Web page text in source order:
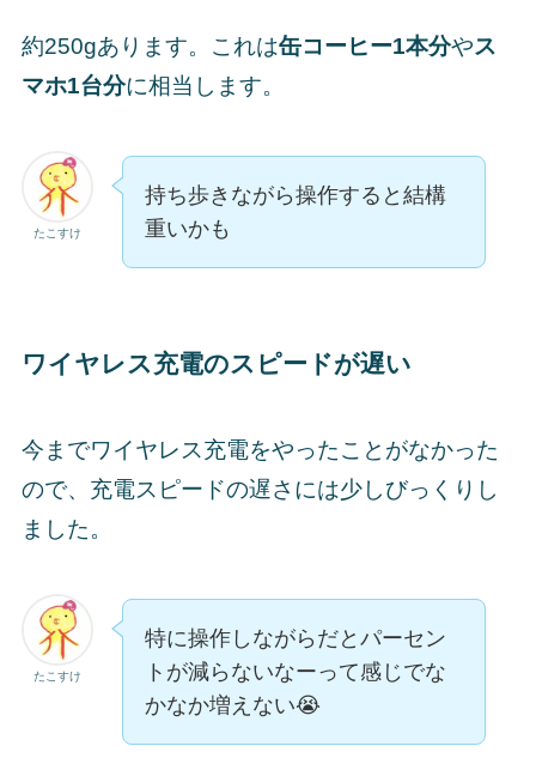
約250gあります。これは缶コーヒー1本分やス
マホ1台分に相当します。
たこすけ
持ち歩きながら操作すると結構
重いかも
ワイヤレス充電のスピードが遅い
今までワイヤレス充電をやったことがなかった
ので、充電スピードの遅さには少しびっくりし
ました。
たこすけ
特に操作しながらだとパーセン
トが減らないなーって感じでな
かなか増えない😭